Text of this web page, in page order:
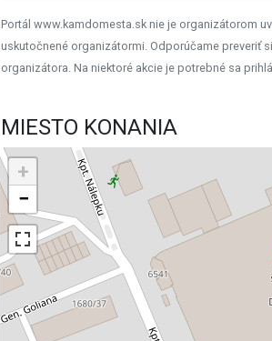
Portál www.kamdomesta.sk nie je organizátorom
uskutočnené organizátormi. Odporúčame preveriť
organizátora. Na niektoré akcie je potrebné sa
MIESTO KONANIA
+
−